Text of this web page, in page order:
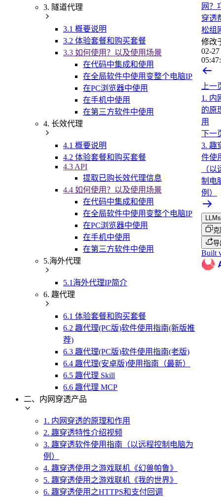
3. 隧道代理
3.1 概要说明
3.2 体验套餐和购买套餐
3.3 如何使用？以及使用场景
在代码中集成和使用
在全局软件中使用变整个电脑IP
在PC浏览器中使用
在手机中使用
在第三方软件中使用
4. 长效代理
4.1 概要说明
4.2 体验套餐和购买套餐
4.3 API
提取已购长效代理信息
4.4 如何使用？以及使用场景
在代码中集成和使用
在全局软件中使用变整个电脑IP
在PC浏览器中使用
在手机中使用
在第三方软件中使用
5.海外代理
5.1海外代理IP简介
6. 趣代理
6.1 体验套餐和购买套餐
6.2 趣代理(PC版)软件使用指南(新版推
荐)
6.3 趣代理(PC版)软件使用指南(老版)
6.4 趣代理(安卓版)使用指南（最新）
6.5 趣代理 Skill
6.6 趣代理 MCP
二、内网穿透产品
1. 内网穿透的原理和作用
2. 趣穿透特性介绍视频
3. 趣穿透软件使用指南（以远程控制电脑为
例）
4. 趣穿透使用之游戏联机《幻兽帕鲁》
5. 趣穿透使用之游戏联机《我的世界》
6. 趣穿透使用之HTTPS和支付回调
网？
穿透
松组
修改
02-27
上一
1. 内
的原
用
下一
3. 趣
件使
（
制电
例）
克
导
Built